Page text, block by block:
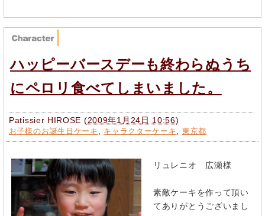
ハッピーバースデーも終わらぬうち
にペロリ食べてしまいました。
Patissier HIROSE (2009年1月24日 10:56)
お子様のお誕生日ケーキ キャラクターケーキ 東京都
リュレニオ 広瀬様
素敵ケーキを作って頂い
てありがとうございまし